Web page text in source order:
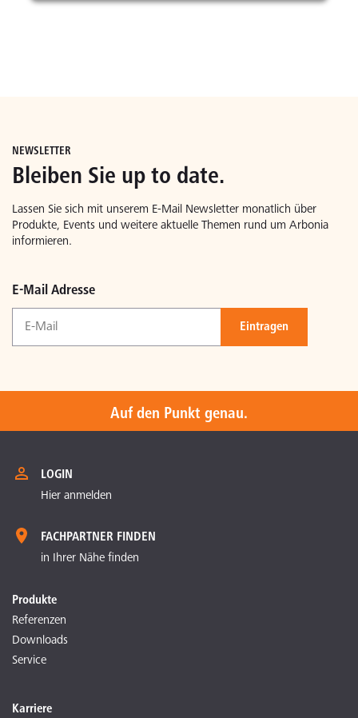
NEWSLETTER
Bleiben Sie up to date.
Lassen Sie sich mit unserem E-Mail Newsletter monatlich über
Produkte, Events und weitere aktuelle Themen rund um Arbonia
informieren.
E-Mail Adresse
Eintragen
Auf den Punkt genau.
LOGIN
Hier anmelden
FACHPARTNER FINDEN
in Ihrer Nähe finden
Produkte
Referenzen
Downloads
Service
Karriere